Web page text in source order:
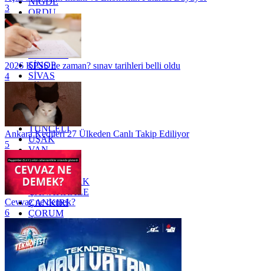
ORDU
OSMANİYE
RİZE
SAKARYA
SAMSUN
SİNOP
SİVAS
SİİRT
TEKİRDAĞ
TOKAT
TRABZON
TUNCELİ
UŞAK
VAN
YALOVA
YOZGAT
ZONGULDAK
ÇANAKKALE
ÇANKIRI
ÇORUM
İSTANBUL
İZMİR
ŞANLIURFA
ŞIRNAK
3
2026 KPSS ne zaman? sınav tarihleri belli oldu
4
Ankara Kedileri 27 Ülkeden Canlı Takip Ediliyor
5
Cevvaz ne demek?
6